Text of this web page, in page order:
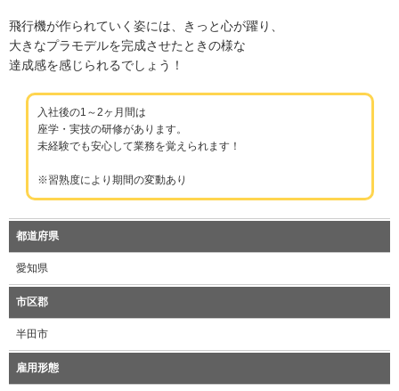
飛行機が作られていく姿には、きっと心が躍り、
大きなプラモデルを完成させたときの様な
達成感を感じられるでしょう！
入社後の1～2ヶ月間は
座学・実技の研修があります。
未経験でも安心して業務を覚えられます！
※習熟度により期間の変動あり
都道府県
愛知県
市区郡
半田市
雇用形態